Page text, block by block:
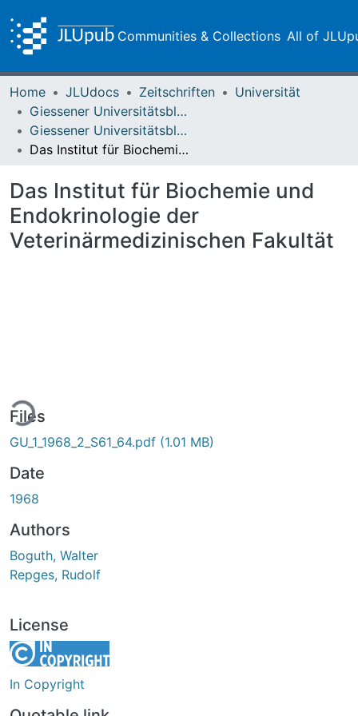
Communities & Collections All of
Home JLUdocs Zeitschriften
Universität
Giessener Universitätsblätter
Giessener Universitätsblätter 01 (1968) Heft 2
Das Institut für Biochemie und Endokrinologie der Veterinärmedizinischen Fakultät
Das Institut für Biochemie und
Endokrinologie der
Veterinärmedizinischen Fakultät
Files
GU_1_1968_2_S61_64.pdf (1.01 MB)
Date
1968
Authors
Boguth, Walter
Repges, Rudolf
License
In Copyright